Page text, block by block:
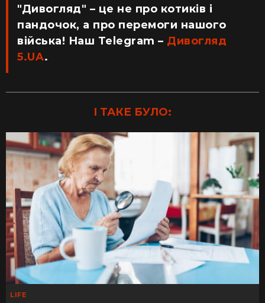
"Дивогляд" – це не про котиків і
пандочок, а про перемоги нашого
війська! Наш Telegram – Дивогляд
5.UA.
І ТАКЕ БУЛО:
LIFE